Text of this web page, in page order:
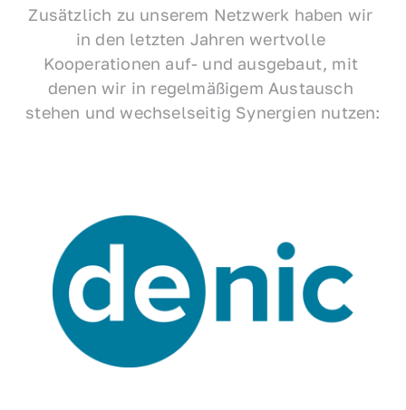
Zusätzlich zu unserem Netzwerk haben wir
in den letzten Jahren wertvolle
Kooperationen auf- und ausgebaut, mit
denen wir in regelmäßigem Austausch
stehen und wechselseitig Synergien nutzen: